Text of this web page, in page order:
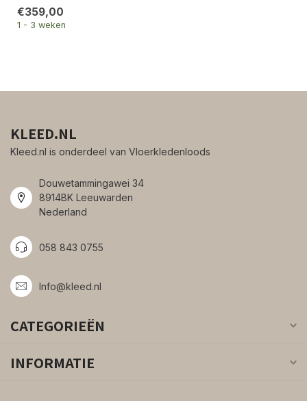
€359,00
1 - 3 weken
KLEED.NL
Kleed.nl is onderdeel van Vloerkledenloods
Douwetammingawei 34
8914BK Leeuwarden
Nederland
058 843 0755
Info@kleed.nl
CATEGORIEËN
INFORMATIE